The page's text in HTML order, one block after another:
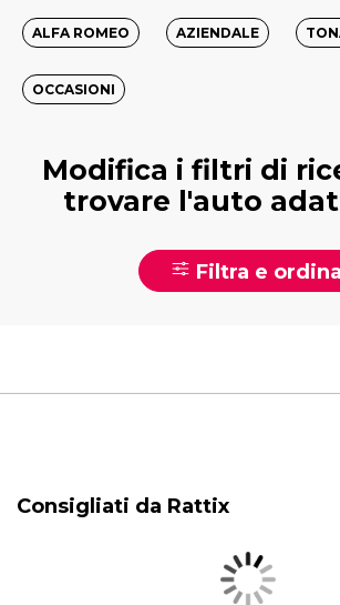
ALFA ROMEO AZIENDALE
OCCASIONI
Modifica i filtri di
trovare l'auto
Filtra e ordina
Consigliati da Rattix